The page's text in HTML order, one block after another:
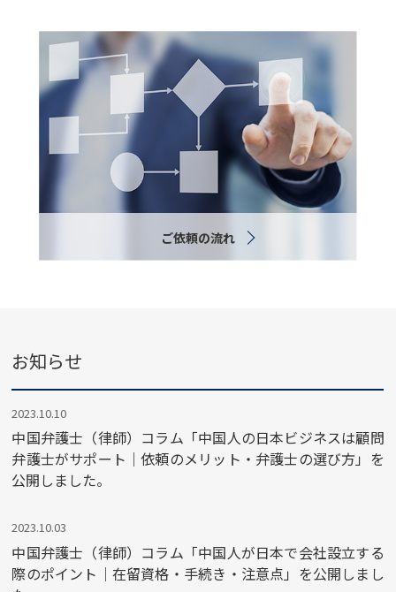
ご依頼の流れ
お知らせ
2023.10.10
中国弁護士（律師）コラム「中国人の日本ビジネスは顧問
弁護士がサポート｜依頼のメリット・弁護士の選び方」を
公開しました。
2023.10.03
中国弁護士（律師）コラム「中国人が日本で会社設立する
際のポイント｜在留資格・手続き・注意点」を公開しまし